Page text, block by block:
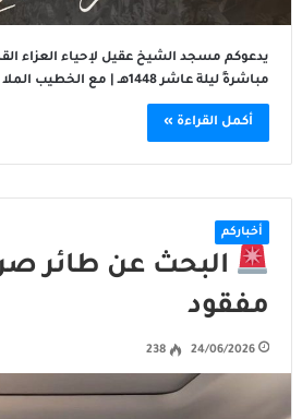
يدعوكم مسجد الشيخ عقيل لإحياء العزاء
مباشرةً ليلة عاشر 1448هـ | مع الخطيب الملا علي آل باقر…
أكمل القراءة »
أخباركم
البحث عن طائر
مفقود
24/06/2026
238